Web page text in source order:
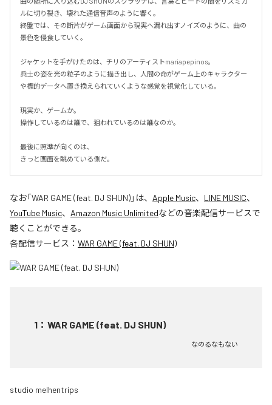
ルに切り裂き、壊れた通信音声のように響く。
終盤では、その断片がゲーム画面から現実へ漏れ出すノイズのように、曲の
景色を侵食していく。
ジャケットを手がけたのは、チリのアーティストmariapepinos。
兵士の姿を光の粒子のように描き出し、人間の命がゲーム上のキャラクター
や標的データへ置き換えられていくような感覚を視覚化している。
現実か、ゲームか。
操作しているのは誰で、狙われているのは誰なのか。
最後に照準が向くのは、
きっと画面を眺めている側だ。
なお「WAR GAME (feat. DJ SHUN)」は、 Apple Music、 LINE MUSIC、
YouTube Music、 Amazon Music Unlimitedなどの音楽配信サービスで
聴くことができる。
各配信サービス： WAR GAME (feat. DJ SHUN)
1 ： WAR GAME (feat. DJ SHUN)
なのるなもない
studio melhentrips